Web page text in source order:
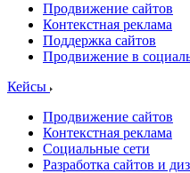
Продвижение сайтов
Контекстная реклама
Поддержка сайтов
Продвижение в
Кейсы
Продвижение сайтов
Контекстная реклама
Социальные сети
Разработка сайтов и